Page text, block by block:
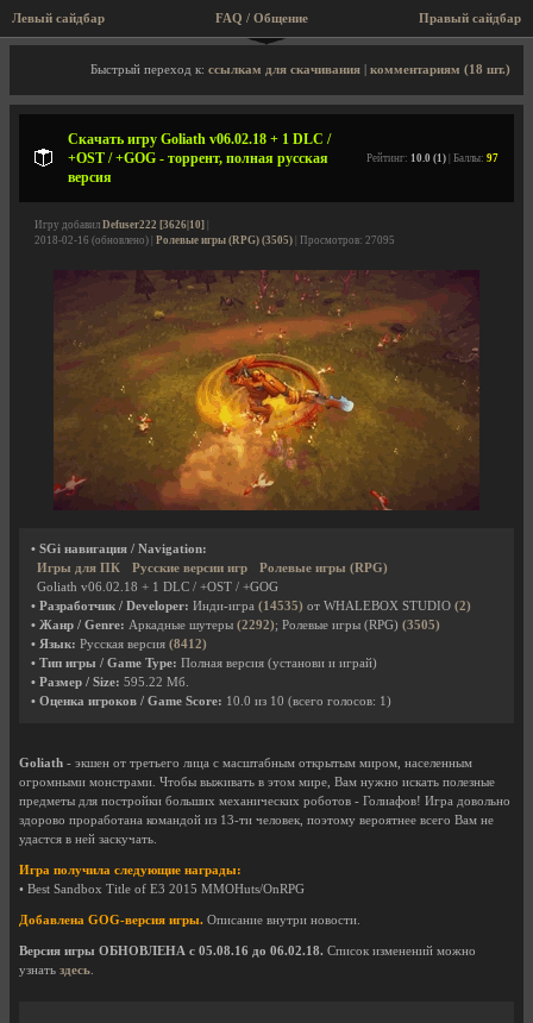
Левый сайдбар FAQ / Общение
Описание игры, торрент, скриншоты, видео
Быстрый переход к: ссылкам для скачивания комментариям (18 шт.)
Скачать игру Goliath v06.02.18 + 1 DLC /
+OST / +GOG - торрент, полная русская
версия
Рейтинг: 10.0 (1) | Баллы: 97
Игру добавил Defuser222 [3626|10]
2018-02-16 (обновлено) | Ролевые игры (RPG) (3505) | Просмотров: 27095
• SGi навигация / Navigation:
Игры для ПК
Русские версии игр
Ролевые игры (RPG)
Goliath v06.02.18 + 1 DLC / +OST / +GOG
• Разработчик / Developer: Инди-игра (14535) от WHALEBOX STUDIO (2)
• Жанр / Genre: Аркадные шутеры (2292); Ролевые игры (RPG) (3505)
• Язык: Русская версия (8412)
• Тип игры / Game Type: Полная версия (установи и играй)
• Размер / Size: 595.22 Мб.
• Оценка игроков / Game Score: 10.0 из 10 (всего голосов: 1 )
Goliath - экшен от третьего лица с масштабным открытым миром, населенным
огромными монстрами. Чтобы выживать в этом мире, Вам нужно искать полезные
предметы для постройки больших механических роботов - Голиафов! Игра довольно
здорово проработана командой из 13-ти человек, поэтому вероятнее всего Вам не
удастся в ней заскучать.
Игра получила следующие награды:
• Best Sandbox Title of E3 2015 MMOHuts/OnRPG
Добавлена GOG-версия игры. Описание внутри новости.
Версия игры ОБНОВЛЕНА с 05.08.16 до 06.02.18. Список изменений можно
узнать здесь